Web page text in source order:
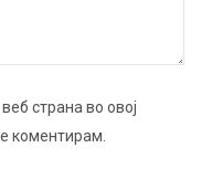
страна во овој
коментирам.